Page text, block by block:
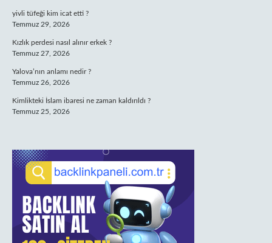
yivli tüfeği kim icat etti ?
Temmuz 29, 2026
Kızlık perdesi nasıl alınır erkek ?
Temmuz 27, 2026
Yalova’nın anlamı nedir ?
Temmuz 26, 2026
Kimlikteki İslam ibaresi ne zaman kaldırıldı ?
Temmuz 25, 2026